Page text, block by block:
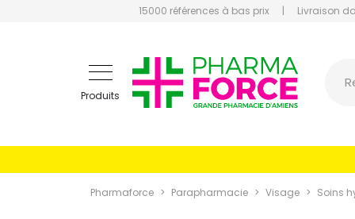
15000 références à bas prix | Livraison
Produits
Pharmaforce Parapharmacie Visage Soins